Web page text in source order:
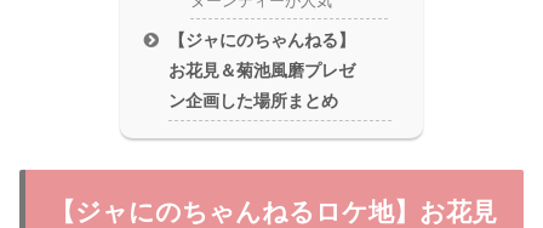
【ジャにのちゃんねる】
お花見＆菊池風磨プレゼ
ン企画した場所まとめ
【ジャにのちゃんねるロケ地】お花見